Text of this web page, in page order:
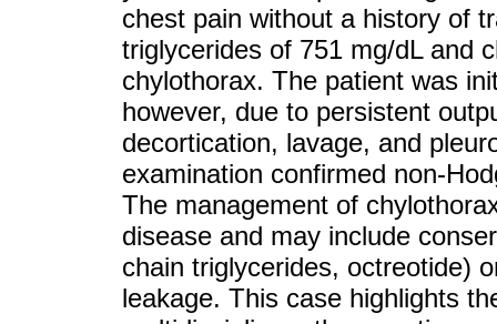
chest pain without a history of
triglycerides of 751 mg/dL and
chylothorax. The patient was
however, due to persistent
decortication, lavage, and
examination confirmed non-
The management of
disease and may include
chain triglycerides, octreotide)
leakage. This case highlights